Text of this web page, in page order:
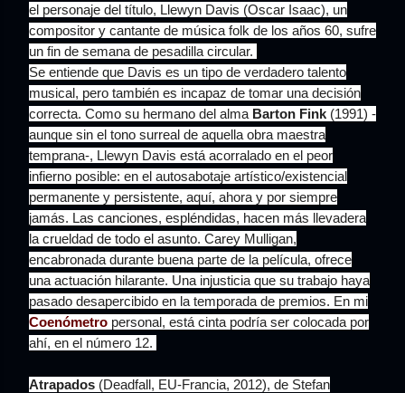
el personaje del título, Llewyn Davis (Oscar Isaac), un
compositor y cantante de música folk de los años 60, sufre
un fin de semana de pesadilla circular.
Se entiende que Davis es un tipo de verdadero talento
musical, pero también es incapaz de tomar una decisión
correcta. Como su hermano del alma Barton Fink (1991) -
aunque sin el tono surreal de aquella obra maestra
temprana-, Llewyn Davis está acorralado en el peor
infierno posible: en el autosabotaje artístico/existencial
permanente y persistente, aquí, ahora y por siempre
jamás. Las canciones, espléndidas, hacen más llevadera
la crueldad de todo el asunto. Carey Mulligan,
encabronada durante buena parte de la película, ofrece
una actuación hilarante. Una injusticia que su trabajo haya
pasado desapercibido en la temporada de premios. En mi
Coenómetro personal, está cinta podría ser colocada por
ahí, en el número 12.
Atrapados (Deadfall, EU-Francia, 2012), de Stefan